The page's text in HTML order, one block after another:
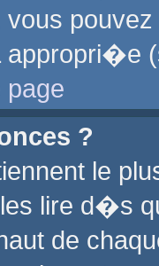
page
?
le
lire d�s
de